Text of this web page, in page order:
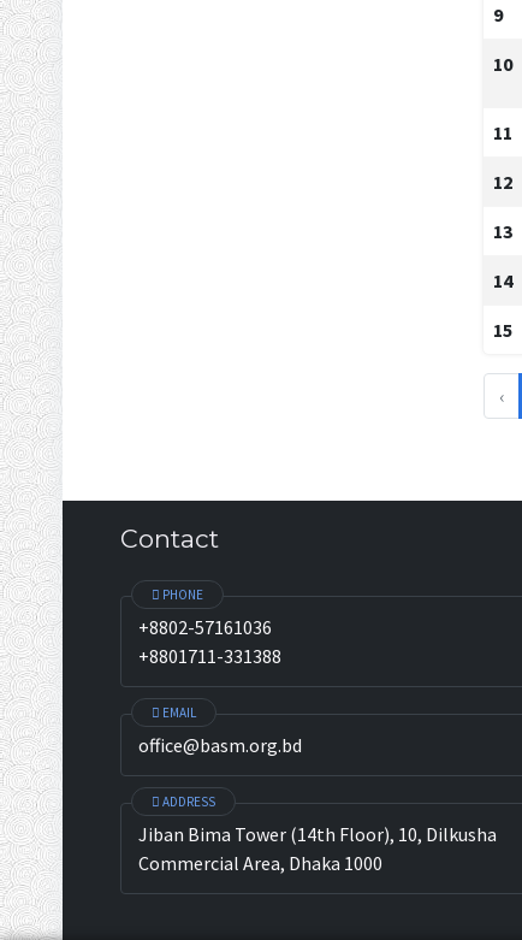
9
10
11
12
13
14
15
‹
Contact
PHONE
+8802-57161036
+8801711-331388
EMAIL
office@basm.org.bd
ADDRESS
Jiban Bima Tower (14th Floor), 10, Dilkusha
Commercial Area, Dhaka 1000